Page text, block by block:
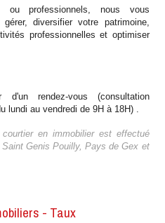
ou professionnels, nous vous
diversifier votre patrimoine,
professionnelles et optimiser
d'un rendez-vous (consultation
lundi au vendredi de 9H à 18H) .
en immobilier est effectué
Genis Pouilly, Pays de Gex et
- Taux